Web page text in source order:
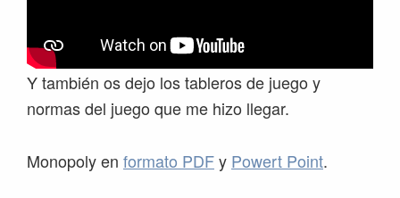
Y también os dejo los tableros de juego y
normas del juego que me hizo llegar.
Monopoly en formato PDFy Powert Point.